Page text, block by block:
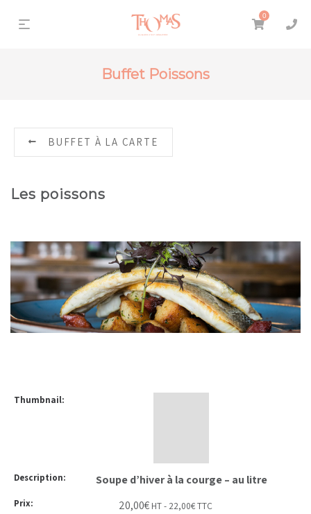
0
Buffet Poissons
BUFFET À LA CARTE
Les poissons
Soupe d’hiver à la courge – au litre
20,00€ HT - 22,00€TTC